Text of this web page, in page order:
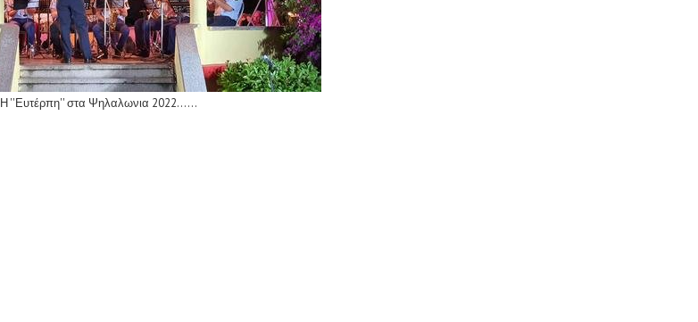
Η ''Ευτέρπη'' στα Ψηλαλωνια 2022......